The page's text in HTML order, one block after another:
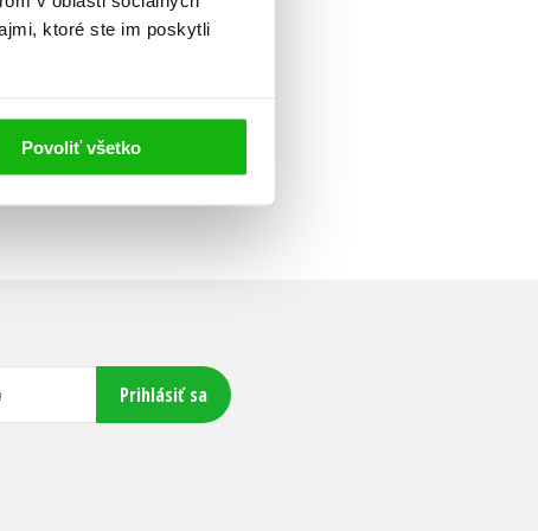
ktoré ste im poskytli
Povoliť všetko
Prihlásiť sa